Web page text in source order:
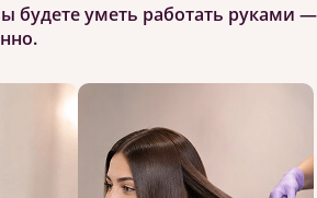
будете уметь работать руками —